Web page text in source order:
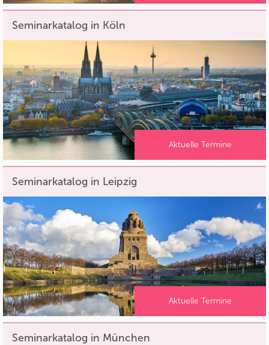
Seminarkatalog in Köln
Aktuelle Termine
Seminarkatalog in Leipzig
Aktuelle Termine
Seminarkatalog in München